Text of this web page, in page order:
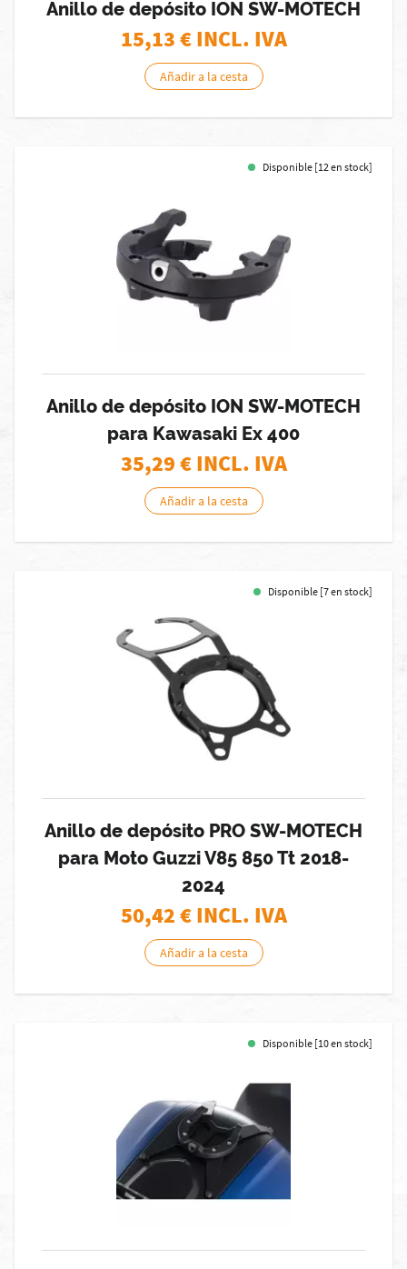
Anillo de depósito ION SW-MOTECH
15,13€ INCL. IVA
Añadir a la cesta
Disponible [12 en stock]
Anillo de depósito ION SW-MOTECH
para Kawasaki Ex 400
35,29€ INCL. IVA
Añadir a la cesta
Disponible [7 en stock]
Anillo de depósito PRO SW-MOTECH
para Moto Guzzi V85 850 Tt 2018-
2024
50,42€ INCL. IVA
Añadir a la cesta
Disponible [10 en stock]